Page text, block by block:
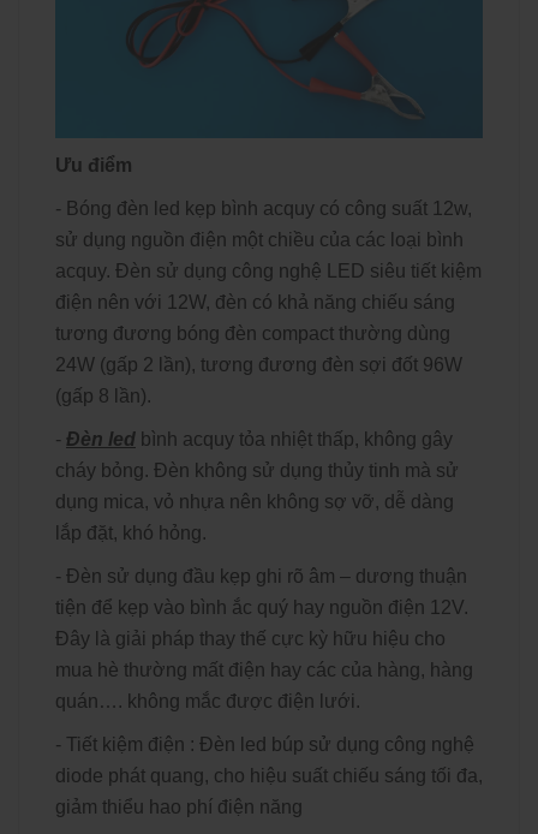
Ưu điểm
- Bóng đèn led
kẹp bình acquy có công suất 12w,
sử dụng nguồn điện một chiều của các loại bình
acquy. Đèn sử dụng công nghệ LED siêu tiết kiệm
điện nên với 12W, đèn có khả năng chiếu sáng
tương đương bóng đèn compact thường dùng
24W (gấp 2 lần), tương đương đèn sợi đốt 96W
(gấp 8 lần).
- Đèn led bình acquy tỏa nhiệt thấp, không gây
cháy bỏng. Đèn không sử dụng thủy tinh mà sử
dụng mica, vỏ nhựa nên không sợ vỡ, dễ dàng
lắp đặt, khó hỏng.
- Đèn sử dụng đầu kẹp ghi rõ âm – dương thuận
tiện để kẹp vào bình ắc quý hay nguồn điện 12V.
Đây là giải pháp thay thế cực kỳ hữu hiệu cho
mua hè thường mất điện hay các của hàng, hàng
quán…. không mắc được điện lưới.
- Tiết kiệm điện : Đèn led búp sử dụng công nghệ
diode phát quang, cho hiệu suất chiếu sáng tối đa,
giảm thiểu hao phí điện năng